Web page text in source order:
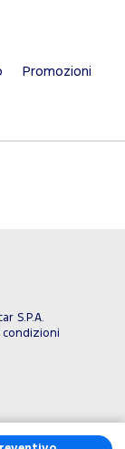
Promozioni
S.P.A.
condizioni